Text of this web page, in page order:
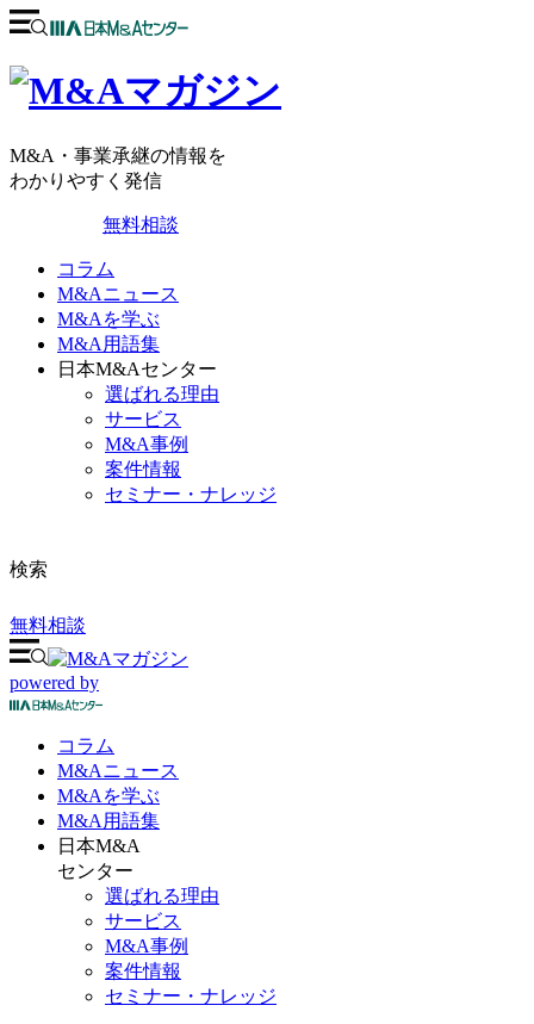
M&A・事業承継の情報を
わかりやすく発信
無料相談
コラム
M&Aニュース
M&Aを学ぶ
M&A用語集
日本M&Aセンター
選ばれる理由
サービス
M&A事例
案件情報
セミナー・ナレッジ
検索
無料相談
powered by
コラム
M&Aニュース
M&Aを学ぶ
M&A 用語集
日本M&A
センター
選ばれる理由
サービス
M&A事例
案件情報
セミナー・ナレッジ